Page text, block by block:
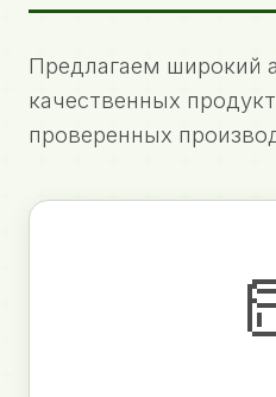
Предлагаем широкий
качественных
проверенных